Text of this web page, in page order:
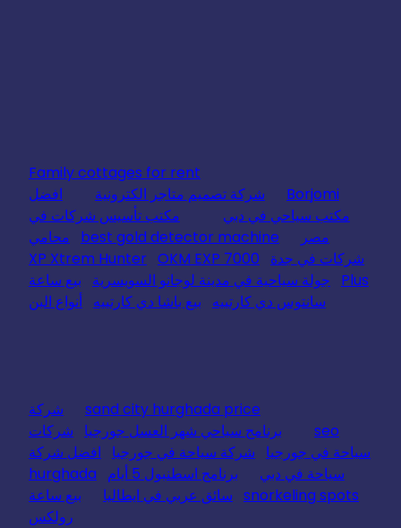
Family cottages for rent
Borjomi
شركة تصميم متاجر الكترونية
افضل
مكتب سياحي في دبي
مكتب تأسيس شركات في
مصر
best gold detector machine
محامي
شركات في جدة
XP Xtrem Hunter OKM EXP 7000
Plus
جولة سياحية في مدينة لوجانو السويسرية
بيع ساعة
سانتوس دي كارتييه
بيع باشا دي كارتييه أنواع البن
sand city hurghada price
شركة
seo
برنامج سياحي شهر العسل جورجيا
شركات
سياحة في جورجيا
شركة سياحة في جورجيا
افضل شركة
سياحة في دبي
برنامج اسطنبول 5 أيام
hurghada
snorkeling spots سائق عربي في ايطاليا
بيع ساعة
رولكس